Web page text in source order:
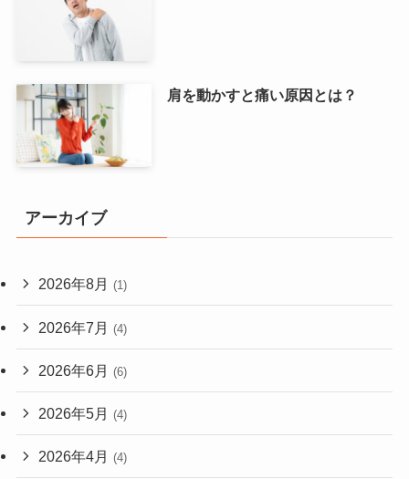
肩を動かすと痛い原因とは？
アーカイブ
2026年8月 (1)
2026年7月 (4)
2026年6月 (6)
2026年5月 (4)
2026年4月 (4)